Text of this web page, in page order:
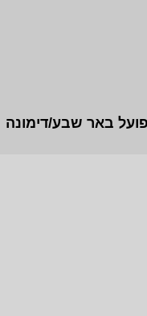
באר שבע/דימונה